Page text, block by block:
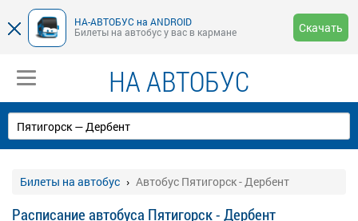
НА-АВТОБУС на ANDROID
Билеты на автобус у вас в кармане
Скачать
НА АВТОБУС
Билеты на автобус Автобус Пятигорск - Дербент
Расписание автобуса Пятигорск - Дербент